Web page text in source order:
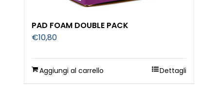
PAD FOAM DOUBLE PACK
€10,80
Aggiungi al carrello Dettagli